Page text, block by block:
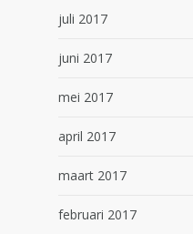
juli 2017
juni 2017
mei 2017
april 2017
maart 2017
februari 2017